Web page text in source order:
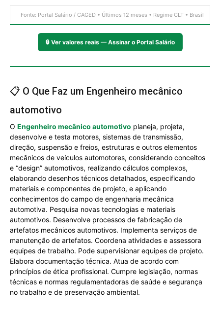
Fonte: Portal Salário / CAGED • Últimos 12 meses • Regime CLT • Brasil
🔒 Ver valores reais — Assinar o Portal Salário
📋 O Que Faz um Engenheiro mecânico
automotivo
O Engenheiro mecânico automotivo planeja, projeta,
desenvolve e testa motores, sistemas de transmissão,
direção, suspensão e freios, estruturas e outros elementos
mecânicos de veículos automotores, considerando conceitos
e “design” automotivos, realizando cálculos complexos,
elaborando desenhos técnicos detalhados, especificando
materiais e componentes de projeto, e aplicando
conhecimentos do campo de engenharia mecânica
automotiva. Pesquisa novas tecnologias e materiais
automotivos. Desenvolve processos de fabricação de
artefatos mecânicos automotivos. Implementa serviços de
manutenção de artefatos. Coordena atividades e assessora
equipes de trabalho. Pode supervisionar equipes de projeto.
Elabora documentação técnica. Atua de acordo com
princípios de ética profissional. Cumpre legislação, normas
técnicas e normas regulamentadoras de saúde e segurança
no trabalho e de preservação ambiental.